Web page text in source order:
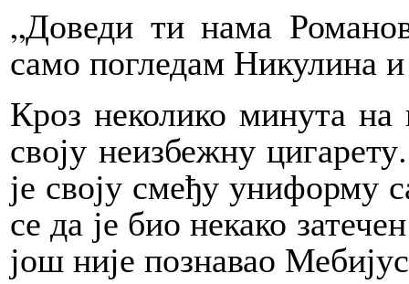
„Доведи ти нама
само погледам Никулина
Кроз неколико минута
своју неизбежну
је своју смеђу униформу
се да је био некако
још није познавао